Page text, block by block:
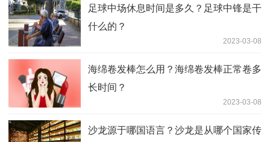
足球中场休息时间是多久？足球中锋是干
什么的？
2023-03-08
海绵卷发棒怎么用？海绵卷发棒正常卷多
长时间？
2023-03-08
沙龙源于哪国语言？沙龙是从哪个国家传